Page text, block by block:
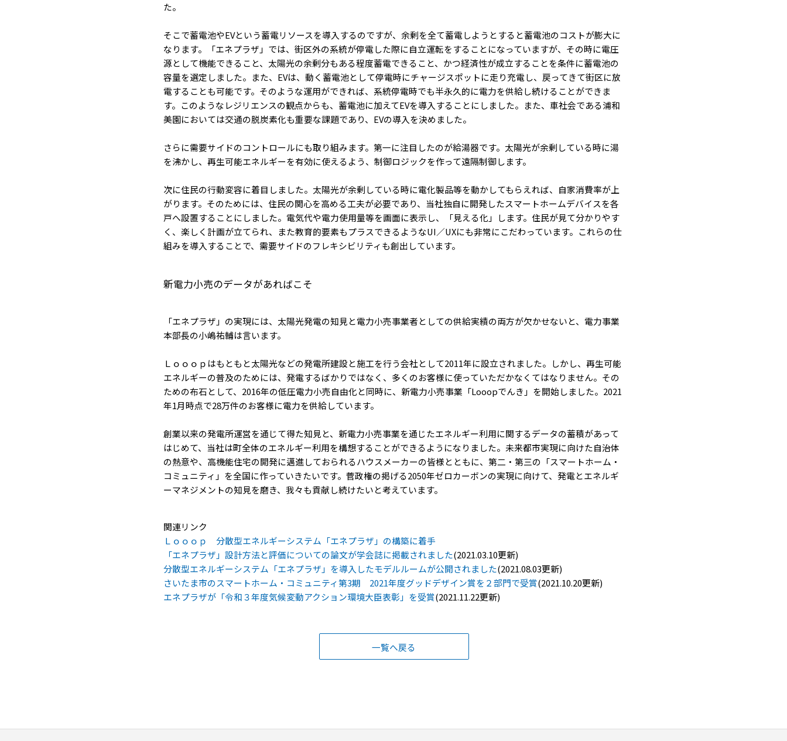
た。
そこで蓄電池やEVという蓄電リソースを導入するのですが、余剰を全て蓄電しようとすると蓄電池のコストが膨大に
なります。「エネプラザ」では、街区外の系統が停電した際に自立運転をすることになっていますが、その時に電圧
源として機能できること、太陽光の余剰分もある程度蓄電できること、かつ経済性が成立することを条件に蓄電池の
容量を選定しました。また、EVは、動く蓄電池として停電時にチャージスポットに走り充電し、戻ってきて街区に放
電することも可能です。そのような運用ができれば、系統停電時でも半永久的に電力を供給し続けることができま
す。このようなレジリエンスの観点からも、蓄電池に加えてEVを導入することにしました。また、車社会である浦和
美園においては交通の脱炭素化も重要な課題であり、EVの導入を決めました。
さらに需要サイドのコントロールにも取り組みます。第一に注目したのが給湯器です。太陽光が余剰している時に湯
を沸かし、再生可能エネルギーを有効に使えるよう、制御ロジックを作って遠隔制御します。
次に住民の行動変容に着目しました。太陽光が余剰している時に電化製品等を動かしてもらえれば、自家消費率が上
がります。そのためには、住民の関心を高める工夫が必要であり、当社独自に開発したスマートホームデバイスを各
戸へ設置することにしました。電気代や電力使用量等を画面に表示し、「見える化」します。住民が見て分かりやす
く、楽しく計画が立てられ、また教育的要素もプラスできるようなUI／UXにも非常にこだわっています。これらの仕
組みを導入することで、需要サイドのフレキシビリティも創出しています。
新電力小売のデータがあればこそ
「エネプラザ」の実現には、太陽光発電の知見と電力小売事業者としての供給実績の両方が欠かせないと、電力事業
本部長の小嶋祐輔は言います。
Ｌｏｏｏｐはもともと太陽光などの発電所建設と施工を行う会社として2011年に設立されました。しかし、再生可能
エネルギーの普及のためには、発電するばかりではなく、多くのお客様に使っていただかなくてはなりません。その
ための布石として、2016年の低圧電力小売自由化と同時に、新電力小売事業「Looopでんき」を開始しました。2021
年1月時点で28万件のお客様に電力を供給しています。
創業以来の発電所運営を通じて得た知見と、新電力小売事業を通じたエネルギー利用に関するデータの蓄積があって
はじめて、当社は町全体のエネルギー利用を構想することができるようになりました。未来都市実現に向けた自治体
の熱意や、高機能住宅の開発に邁進しておられるハウスメーカーの皆様とともに、第二・第三の「スマートホーム・
コミュニティ」を全国に作っていきたいです。菅政権の掲げる2050年ゼロカーボンの実現に向けて、発電とエネルギ
ーマネジメントの知見を磨き、我々も貢献し続けたいと考えています。
関連リンク
Ｌｏｏｏｐ 分散型エネルギーシステム「エネプラザ」の構築に着手
「エネプラザ」設計方法と評価についての論文が学会誌に掲載されました(2021.03.10更新)
分散型エネルギーシステム「エネプラザ」を導入したモデルルームが公開されました(2021.08.03更新)
さいたま市のスマートホーム・コミュニティ第3期 2021年度グッドデザイン賞を２部門で受賞(2021.10.20更新)
エネプラザが「令和３年度気候変動アクション環境大臣表彰」を受賞(2021.11.22更新)
一覧へ戻る